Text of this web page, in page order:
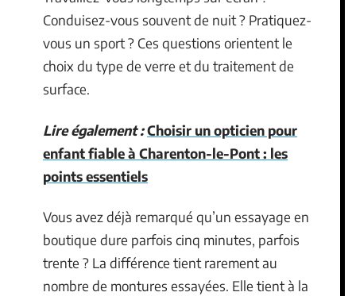
Conduisez-vous souvent de nuit ? Pratiquez-
vous un sport ? Ces questions orientent le
choix du type de verre et du traitement de
surface.
Lire également :Choisir un opticien pour
enfant fiable à Charenton-le-Pont : les
points essentiels
Vous avez déjà remarqué qu’un essayage en
boutique dure parfois cinq minutes, parfois
trente ? La différence tient rarement au
nombre de montures essayées. Elle tient à la